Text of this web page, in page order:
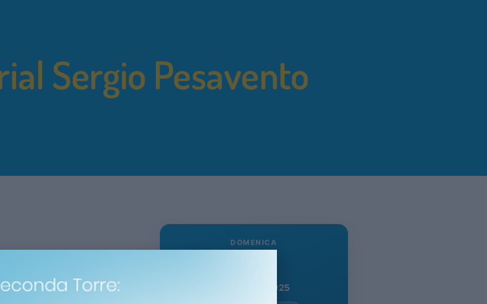
Sergio Pesavento
si terrà il 4°
di corsa
DOMENICA
Novembre 2025